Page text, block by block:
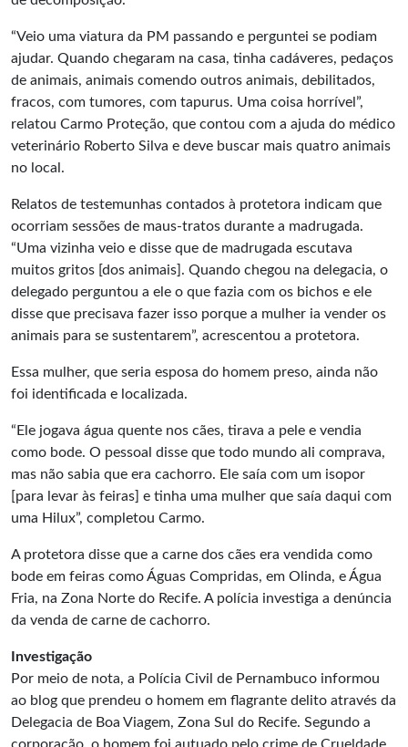
“Veio uma viatura da PM passando e perguntei se podiam
ajudar. Quando chegaram na casa, tinha cadáveres, pedaços
de animais, animais comendo outros animais, debilitados,
fracos, com tumores, com tapurus. Uma coisa horrível”,
relatou Carmo Proteção, que contou com a ajuda do médico
veterinário Roberto Silva e deve buscar mais quatro animais
no local.
Relatos de testemunhas contados à protetora indicam que
ocorriam sessões de maus-tratos durante a madrugada.
“Uma vizinha veio e disse que de madrugada escutava
muitos gritos [dos animais]. Quando chegou na delegacia, o
delegado perguntou a ele o que fazia com os bichos e ele
disse que precisava fazer isso porque a mulher ia vender os
animais para se sustentarem”, acrescentou a protetora.
Essa mulher, que seria esposa do homem preso, ainda não
foi identificada e localizada.
“Ele jogava água quente nos cães, tirava a pele e vendia
como bode. O pessoal disse que todo mundo ali comprava,
mas não sabia que era cachorro. Ele saía com um isopor
[para levar às feiras] e tinha uma mulher que saía daqui com
uma Hilux”, completou Carmo.
A protetora disse que a carne dos cães era vendida como
bode em feiras como Águas Compridas, em Olinda, e Água
Fria, na Zona Norte do Recife. A polícia investiga a denúncia
da venda de carne de cachorro.
Investigação
Por meio de nota, a Polícia Civil de Pernambuco informou
ao blog que prendeu o homem em flagrante delito através da
Delegacia de Boa Viagem, Zona Sul do Recife. Segundo a